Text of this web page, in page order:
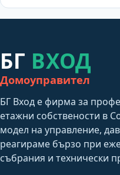
БГ ВХОД
Домоуправител
БГ Вход е фирма за
етажни собствености в
модел на управление,
реагираме бързо при
събрания и технически